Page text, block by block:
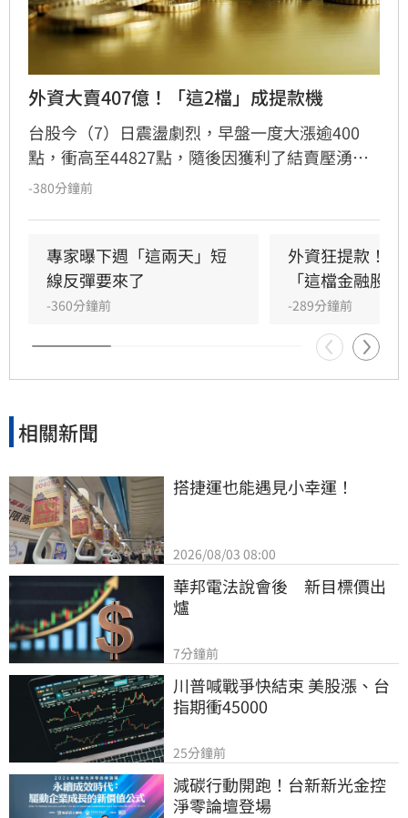
外資大賣407億！「這2檔」成提款機
台股今（7）日震盪劇烈，早盤一度大漲逾400
點，衝高至44827點，隨後因獲利了結賣壓湧
現，指數翻黑收在44225.91點，下跌170.79點，
億元，大舉減碼群創與華邦電，長榮航則獲外資
青睞成為買超冠軍。市場多空在季線壓力區拉
鋸，投資人需密切留意後續外資操作動向與資金
流向，短線獲利回吐賣壓是否持續，將成為影響
大盤後市走勢的關鍵指標。
-380分鐘前
專家曝下週「這兩天」短
線反彈要來了
-360分鐘前
外資狂提款！
「這檔金融股 」
-289分鐘前
相關新聞
搭捷運也能遇見小幸運！
2026/08/03 08:00
華邦電法說會後　新目標價出
爐
7分鐘前
川普喊戰爭快結束 美股漲、台
指期衝45000
25分鐘前
減碳行動開跑！台新新光金控
淨零論壇登場